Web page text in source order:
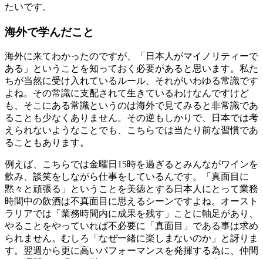
たいです。
海外で学んだこと
海外に来てわかったのですが、「日本人がマイノリティーで
ある」ということを知っておく必要があると思います。私た
ちが当然に受け入れているルール、それがいわゆる常識です
よね。その常識に支配されて生きているわけなんですけど
も、そこにある常識というのは海外で見てみると非常識であ
ることも少なくありません。その逆もしかりで、日本では考
えられないようなことでも、こちらでは当たり前な習慣であ
ることもあります。
例えば、こちらでは金曜日15時を過ぎるとみんながワインを
飲み、談笑をしながら仕事をしているんです。「真面目に
黙々と頑張る」ということを美徳とする日本人にとって業務
時間中の飲酒は不真面目に思えるシーンですよね。オースト
ラリアでは「業務時間内に成果を残す」ことに軸足があり、
やることをやっていれば不必要に「真面目」である事は求め
られません。むしろ「なぜ一緒に楽しまないのか」と訝りま
す。翌週から更に高いパフォーマンスを発揮する為に、仲間